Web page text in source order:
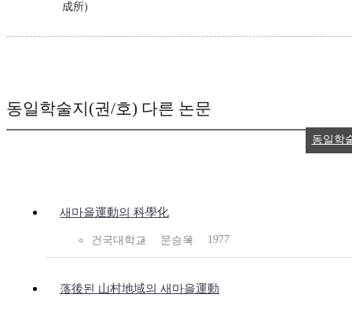
成所)
동일학술지(권/호) 다른 논문
새마을運動의 科學化
건국대학교 문승욱 1977
落後된 山村地域의 새마을運動
동일학